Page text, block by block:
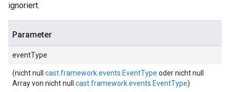
ignoriert.
Parameter
eventType
(nicht null cast.framework.events.EventType oder nicht null
Array von nicht null cast.framework.events.EventType)